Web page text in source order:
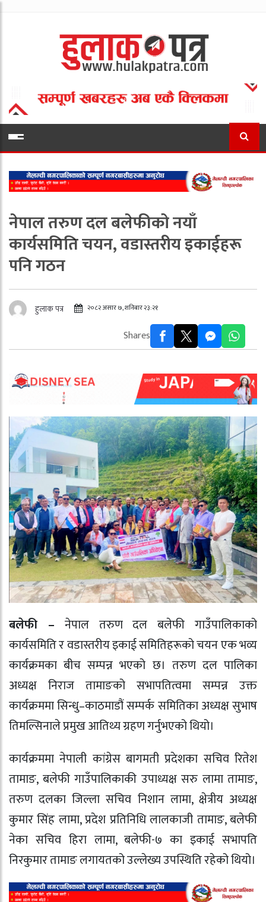
नेपाल तरुण दल बलेफीको नयाँ
कार्यसमिति चयन, वडास्तरीय इकाईहरू
पनि गठन
हुलाक पत्र २०८२ असार ७, शनिबार २३:२१
Shares
बलेफी – नेपाल तरुण दल बलेफी गाउँपालिकाको
कार्यसमिति र वडास्तरीय इकाई समितिहरूको चयन एक भव्य
कार्यक्रमका बीच सम्पन्न भएको छ। तरुण दल पालिका
अध्यक्ष निराज तामाङको सभापतित्वमा सम्पन्न उक्त
कार्यक्रममा सिन्धु–काठमाडौं सम्पर्क समितिका अध्यक्ष सुभाष
तिमल्सिनाले प्रमुख आतिथ्य ग्रहण गर्नुभएको थियो।
कार्यक्रममा नेपाली कांग्रेस बागमती प्रदेशका सचिव रितेश
तामाङ, बलेफी गाउँपालिकाकी उपाध्यक्ष सरु लामा तामाङ,
तरुण दलका जिल्ला सचिव निशान लामा, क्षेत्रीय अध्यक्ष
कुमार सिंह लामा, प्रदेश प्रतिनिधि लालकाजी तामाङ, बलेफी
नेका सचिव हिरा लामा, बलेफी-७ का इकाई सभापति
निरकुमार तामाङ लगायतको उल्लेख्य उपस्थिति रहेको थियो।